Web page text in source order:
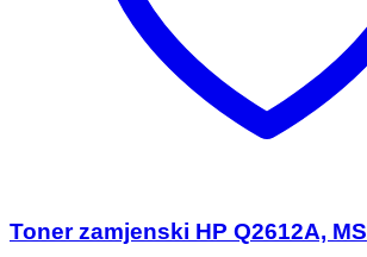
Toner zamjenski HP Q2612A, MS